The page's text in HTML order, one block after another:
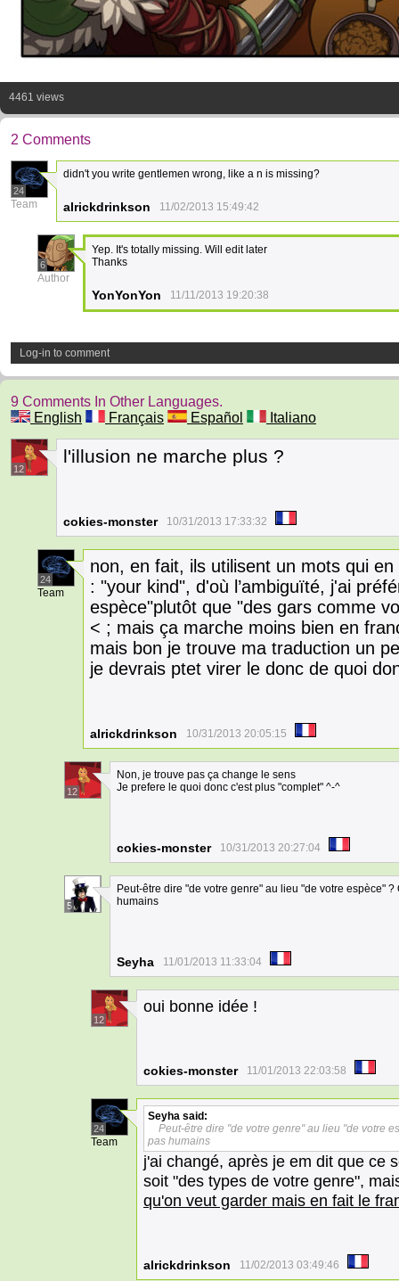
4461 views
2 Comments
24
Team
didn't you write gentlemen wrong, like a n is missing?
alrickdrinkson 11/02/2013 15:49:42
6
Author
Yep. It's totally missing. Will edit later
Thanks
YonYonYon 11/11/2013 19:20:38
Log-in to comment
9 Comments In Other Languages.
English
Français Español Italiano
12
l'illusion ne marche plus ?
cokies-monster 10/31/2013 17:33:32
24
Team
non, en fait, ils utilisent un mots qui
: "your kind", d'où l’ambiguïté, j'ai
espèce"plutôt que "des gars comme
< ; mais ça marche moins bien en
mais bon je trouve ma traduction un
je devrais ptet virer le donc de quoi
alrickdrinkson 10/31/2013 20:05:15
12
Non, je trouve pas ça change le sens
Je prefere le quoi donc c'est plus "complet" ^-^
cokies-monster 10/31/2013 20:27:04
5
Peut-être dire "de votre genre" au lieu "de votre espèce"
humains
Seyha 11/01/2013 11:33:04
12
oui bonne idée !
cokies-monster 11/01/2013 22:03:58
24
Team
Seyha said:
Peut-être dire "de votre genre" au lieu "de votre
pas humains
j'ai changé, après je em dit que ce
soit "des types de votre genre",
qu'on veut garder mais en fait le
alrickdrinkson 11/02/2013 03:49:46